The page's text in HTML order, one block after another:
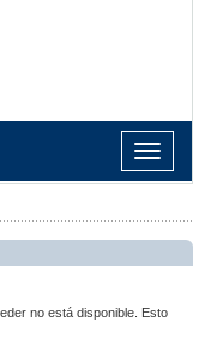
Toggle
navigation
no está disponible. Esto